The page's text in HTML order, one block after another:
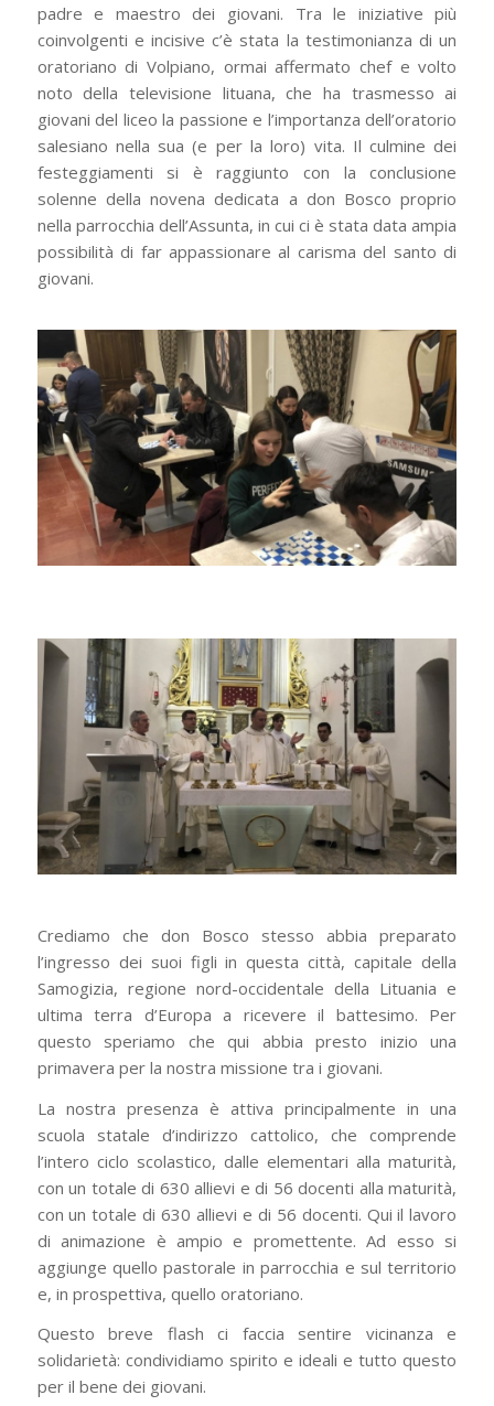
padre e maestro dei giovani. Tra le iniziative più
coinvolgenti e incisive c’è stata la testimonianza di un
oratoriano di Volpiano, ormai affermato chef e volto
noto della televisione lituana, che ha trasmesso ai
giovani del liceo la passione e l’importanza dell’oratorio
salesiano nella sua (e per la loro) vita. Il culmine dei
festeggiamenti si è raggiunto con la conclusione
solenne della novena dedicata a don Bosco proprio
nella parrocchia dell’Assunta, in cui ci è stata data ampia
possibilità di far appassionare al carisma del santo di
giovani.
Crediamo che don Bosco stesso abbia preparato
l’ingresso dei suoi figli in questa città, capitale della
Samogizia, regione nord-occidentale della Lituania e
ultima terra d’Europa a ricevere il battesimo. Per
questo speriamo che qui abbia presto inizio una
primavera per la nostra missione tra i giovani.
La nostra presenza è attiva principalmente in una
scuola statale d’indirizzo cattolico, che comprende
l’intero ciclo scolastico, dalle elementari alla maturità,
con un totale di 630 allievi e di 56 docenti alla maturità,
con un totale di 630 allievi e di 56 docenti. Qui il lavoro
di animazione è ampio e promettente. Ad esso si
aggiunge quello pastorale in parrocchia e sul territorio
e, in prospettiva, quello oratoriano.
Questo breve flash ci faccia sentire vicinanza e
solidarietà: condividiamo spirito e ideali e tutto questo
per il bene dei giovani.